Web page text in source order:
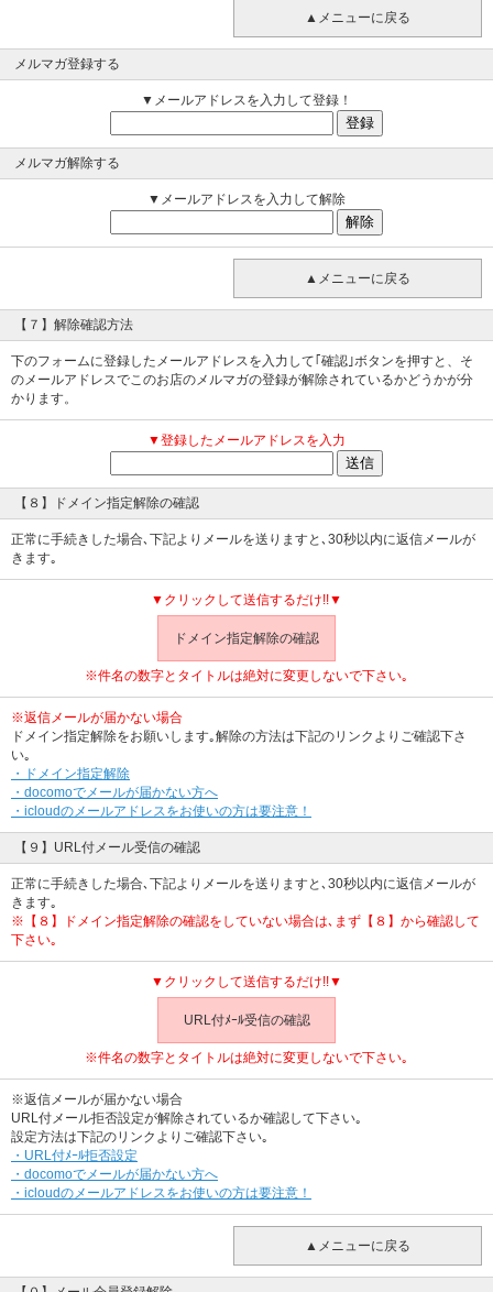
▲メニューに戻る
メルマガ登録する
▼メールアドレスを入力して登録！
メルマガ解除する
▼メールアドレスを入力して解除
▲メニューに戻る
【７】解除確認方法
下のフォームに登録したメールアドレスを入力して｢確認｣ボタンを押すと、そ
のメールアドレスでこのお店のメルマガの登録が解除されているかどうかが分
かります。
▼登録したメールアドレスを入力
【８】ドメイン指定解除の確認
正常に手続きした場合､下記よりメールを送りますと､30秒以内に返信メールが
きます｡
▼クリックして送信するだけ!!▼
ドメイン指定解除の確認
※件名の数字とタイトルは絶対に変更しないで下さい｡
※返信メールが届かない場合
ドメイン指定解除をお願いします｡解除の方法は下記のリンクよりご確認下さ
い｡
・ドメイン指定解除
・docomoでメールが届かない方へ
・icloudのメールアドレスをお使いの方は要注意！
【９】URL付メール受信の確認
正常に手続きした場合､下記よりメールを送りますと､30秒以内に返信メールが
きます｡
※【８】ドメイン指定解除の確認をしていない場合は､まず【８】から確認して
下さい｡
▼クリックして送信するだけ!!▼
URL付ﾒｰﾙ受信の確認
※件名の数字とタイトルは絶対に変更しないで下さい｡
※返信メールが届かない場合
URL付メール拒否設定が解除されているか確認して下さい｡
設定方法は下記のリンクよりご確認下さい｡
・URL付ﾒｰﾙ拒否設定
・docomoでメールが届かない方へ
・icloudのメールアドレスをお使いの方は要注意！
▲メニューに戻る